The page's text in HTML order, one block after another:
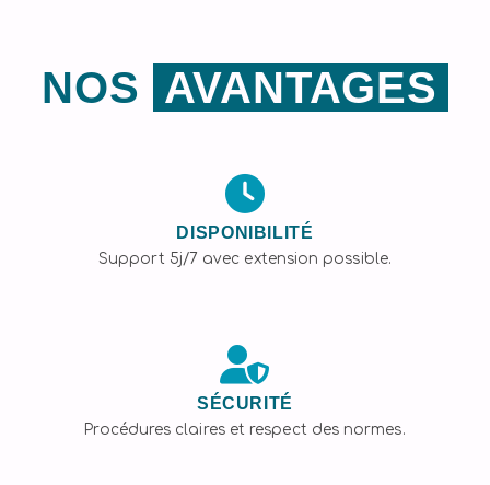
NOS AVANTAGES
DISPONIBILITÉ
Support 5j/7 avec extension possible.
SÉCURITÉ
Procédures claires et respect des normes.